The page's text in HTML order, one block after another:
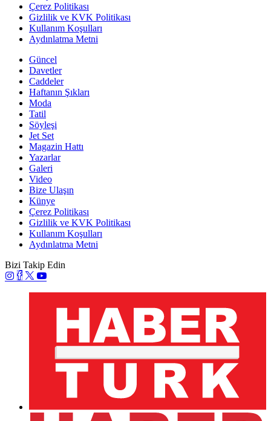
Çerez Politikası
Gizlilik ve KVK Politikası
Kullanım Koşulları
Aydınlatma Metni
Güncel
Davetler
Caddeler
Haftanın Şıkları
Moda
Tatil
Söyleşi
Jet Set
Magazin Hattı
Yazarlar
Galeri
Video
Bize Ulaşın
Künye
Çerez Politikası
Gizlilik ve KVK Politikası
Kullanım Koşulları
Aydınlatma Metni
Bizi Takip Edin